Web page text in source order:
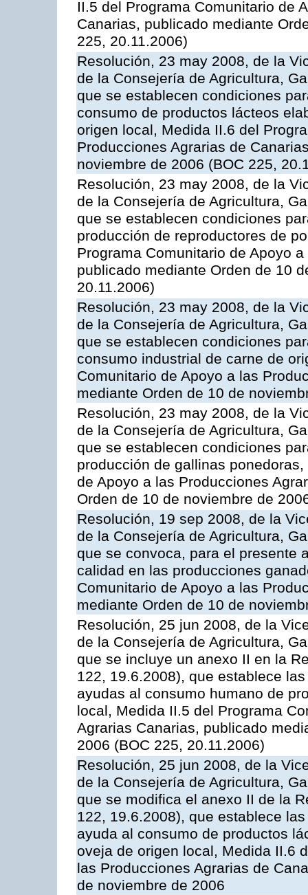
II.5 del Programa Comunitario de
Canarias, publicado mediante
225, 20.11.2006)
Resolución, 23 may 2008, de la
de la Consejería de Agricultura,
que se establecen condiciones
consumo de productos lácteos
origen local, Medida II.6 del
Producciones Agrarias de
noviembre de 2006 (BOC 225,
Resolución, 23 may 2008, de la
de la Consejería de Agricultura,
que se establecen condiciones
producción de reproductores de
Programa Comunitario de Apoyo
publicado mediante Orden de 10
20.11.2006)
Resolución, 23 may 2008, de la
de la Consejería de Agricultura,
que se establecen condiciones
consumo industrial de carne de
Comunitario de Apoyo a las
mediante Orden de 10 de
Resolución, 23 may 2008, de la
de la Consejería de Agricultura,
que se establecen condiciones
producción de gallinas
de Apoyo a las Producciones
Orden de 10 de noviembre de
Resolución, 19 sep 2008, de la
de la Consejería de Agricultura,
que se convoca, para el presente
calidad en las producciones
Comunitario de Apoyo a las
mediante Orden de 10 de
Resolución, 25 jun 2008, de la
de la Consejería de Agricultura,
que se incluye un anexo II en la
122, 19.6.2008), que establece
ayudas al consumo humano de
local, Medida II.5 del Programa
Agrarias Canarias, publicado
2006 (BOC 225, 20.11.2006)
Resolución, 25 jun 2008, de la
de la Consejería de Agricultura,
que se modifica el anexo II de la
122, 19.6.2008), que establece
ayuda al consumo de productos
oveja de origen local, Medida II.6
las Producciones Agrarias de
de noviembre de 2006